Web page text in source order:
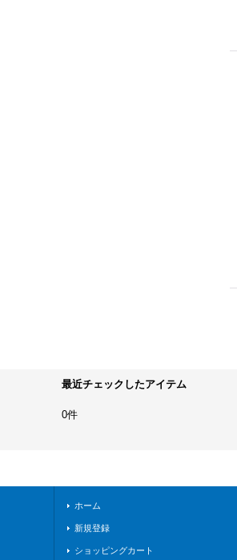
最近チェックしたアイテム
0件
ホーム
新規登録
ショッピングカート